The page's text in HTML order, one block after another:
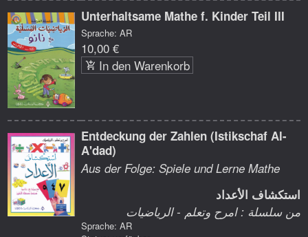
Unterhaltsame Mathe f. Kinder Teil III
Sprache: AR
10,00 €
In den Warenkorb
Entdeckung der Zahlen (Istikschaf Al-
A'dad)
Aus der Folge: Spiele und Lerne Mathe
استكشاف الأعداد
من سلسلة : امرح وتعلم - الرياضيات
Sprache: AR